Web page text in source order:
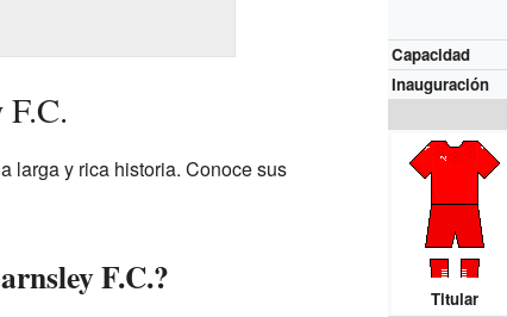
Capacidad
Inauguración
Titular
larga y rica historia. Conoce sus
F.C.?